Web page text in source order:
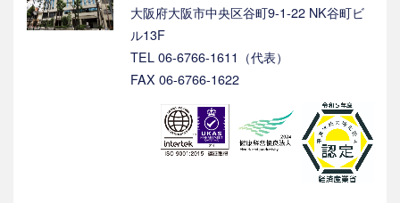
大阪府大阪市中央区谷町9-1-22 NK谷町ビ
ル13F
TEL 06-6766-1611（代表）
FAX 06-6766-1622